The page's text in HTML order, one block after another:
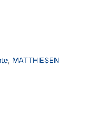
, MATTHIESEN